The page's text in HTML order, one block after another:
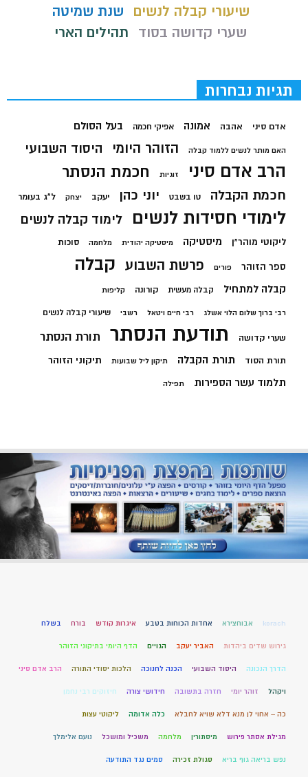
שיעורי קבלה לנשים
שנת שמיטה
שערי קדושה בסוד
תהילים הארי
תגיות נבחרות
אדם סיני אהבה אמונה אפיקי חכמה בעל הסולם
האם מותר לנשים ללמוד קבלה הזוהר היומי היסוד השבועי
הרב אדם סיני זוגיות חכמת הנסתר
חכמת הקבלה טו בשבט יוני כהן יעקב יצחק ל"ג בעומר
לימודי חסידות לנשים לימוד קבלה לנשים
ליקוטי מוהר"ן מיסטיקה מיסטיקה יהודית מלחמה סוכות
ספר הזוהר פורים פרשת השבוע קבלה
קבלה למתחיל קבלה מעשית קורונה קליפות
רבי ברוך שלום הלוי אשלג רבי חיים ויטאל רשבי שיעורי קבלה לנשים
שערי קדושה תודעת הנסתר תורת הנסתר
תורת הסוד תורת הקבלה תיקון ליל שבועות תיקוני הזוהר
תלמוד עשר הספירות תפילה
korach אבוחצירא אחדות הכוחות בטבע איגרות קודש בורח בשלח
גירוש שדים ביהדות האביר יעקב הגויים הדף היומי בתיקוני הזוהר
הדרך הנכונה היסוד השבועי הכנה לחנוכה הלכות יסודי התורה הרב אדם סיני
ויקהל זוהר יומי חזרה בתשובה חידושי צורה חיזוקים רבי נחמן
כה – אחוי לן מנא דלא שויא לחבלא כלה אדומה ליקוטי עצות
מגילת אסתר פירוש מיסתורין מלחמה משכיל ומושכל נועם אלימלך
נפש בריאה גוף בריא סגולת זכירה סמים נגד התודעה